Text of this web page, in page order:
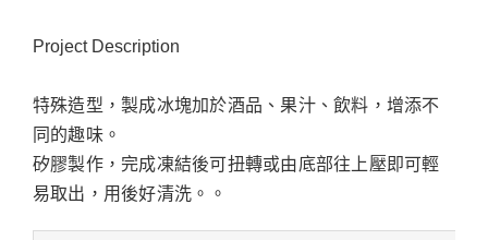
Project Description
特殊造型，製成冰塊加於酒品、果汁、飲料，增添不
同的趣味。
矽膠製作，完成凍結後可扭轉或由底部往上壓即可輕
易取出，用後好清洗。。